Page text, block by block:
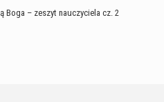
Boga – zeszyt nauczyciela cz. 2